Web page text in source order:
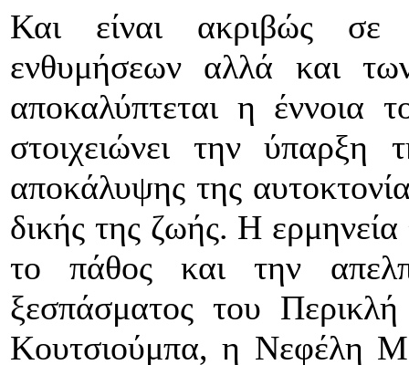
Και είναι ακριβώς σε
ενθυμήσεων αλλά και
αποκαλύπτεται η έννοια
στοιχειώνει την
αποκάλυψης της
δικής της ζωής. Η
το πάθος και την
ξεσπάσματος του
Κουτσιούμπα, η Νεφέλη